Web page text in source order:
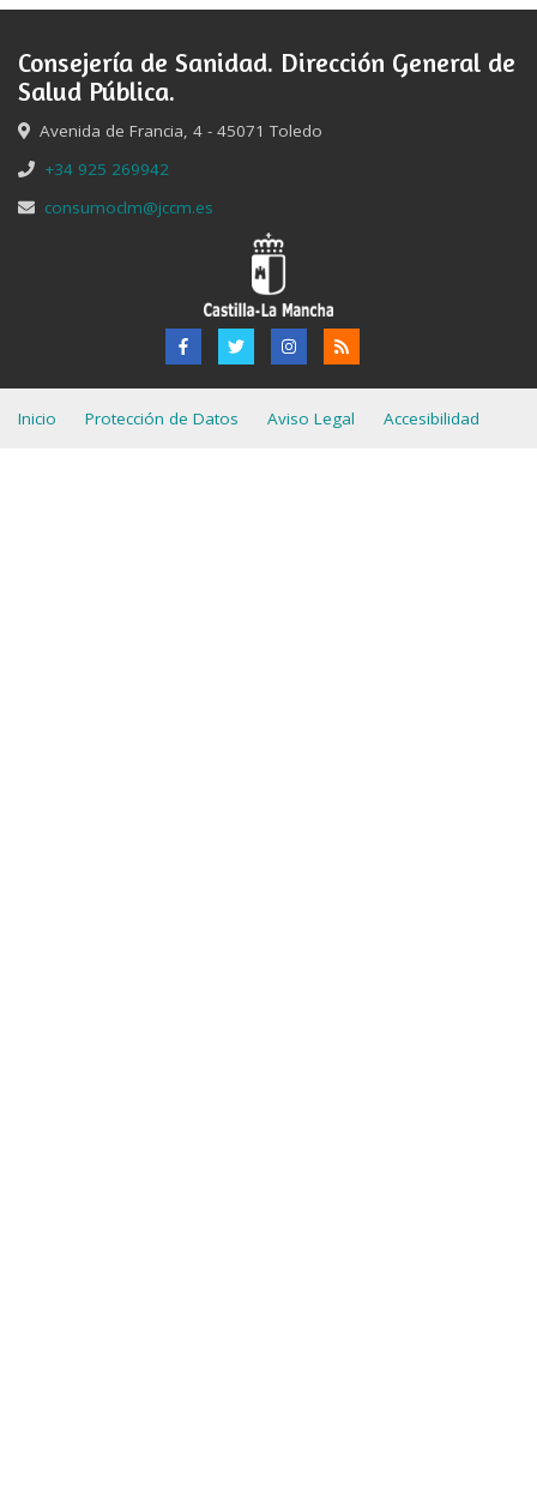
Consejería de Sanidad. Dirección General de
Salud Pública.
Avenida de Francia, 4 - 45071 Toledo
+34 925 269942
consumoclm@jccm.es
Inicio Protección de Datos Aviso Legal Accesibilidad